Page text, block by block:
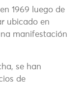
1969 luego de
ubicado en
manifestación
se han
de